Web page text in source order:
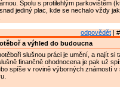
Spolu s protilehlým parkovištěm
jediný plac, kde se nechalo vždy
odpovědět |
a výhled do budoucna
slušnou práci je umění, a najít si
finančně ohodnocena je pak už
spíše v rovině výborných známostí v